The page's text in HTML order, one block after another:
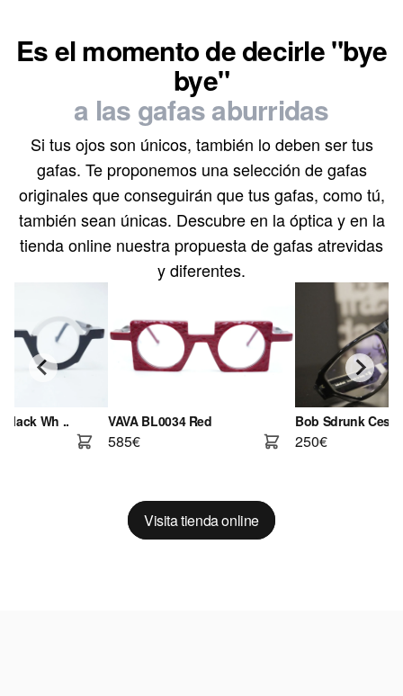
Es el momento de decirle "bye
bye"
a las gafas aburridas
Si tus ojos son únicos, también lo deben ser tus
gafas. Te proponemos una selección de gafas
originales que conseguirán que tus gafas, como tú,
también sean únicas. Descubre en la óptica y en la
tienda online nuestra propuesta de gafas atrevidas
y diferentes.
Black Wh .. VAVA BL0034 Red
585€
Bob Sdrunk
250€
Visita tienda online